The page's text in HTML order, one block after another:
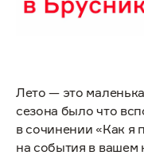
Лето — это
сезона было что
в сочинении «Как я
на события в вашем